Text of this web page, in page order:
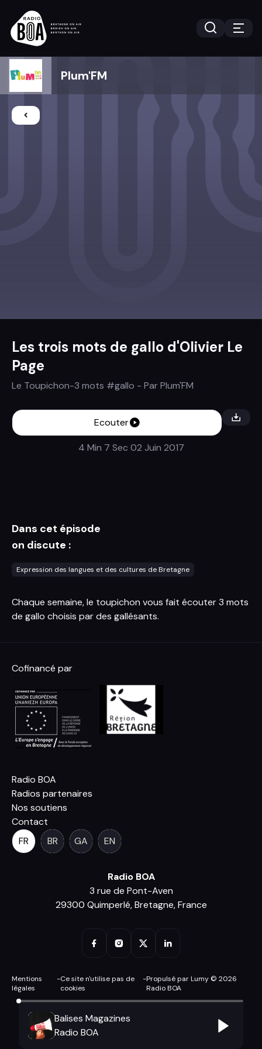
Plum'FM
Les trois mots de gallo d'Olivier Le
Page
Le Toupichon-3 mots #gallo - ParPlum'FM
Ecouter
4 Min 7 Sec 02 Juin 2017
Dans cet épisode
on discute :
Expression des langues et des cultures de Bretagne
Chaque semaine, le toupichon vous fait écouter 3 mots
de gallo choisis par des gallésants.
Cofinancé par
Radio BOA
Radios partenaires
Nos soutiens
Contact
FR
BR GA EN
Radio BOA
3 rue de Pont-Aven
29300 Quimperlé, Bretagne, France
Mentions
légales
-Ce site n'utilise pas de
cookies
-Propulsé par Lumy © 2026
Radio BOA
Balises Magazines
Radio BOA